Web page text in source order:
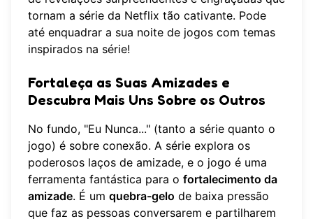
tornam a série da Netflix tão cativante. Pode
até enquadrar a sua noite de jogos com temas
inspirados na série!
Fortaleça as Suas Amizades e
Descubra Mais Uns Sobre os Outros
No fundo, "Eu Nunca..." (tanto a série quanto o
jogo) é sobre conexão. A série explora os
poderosos laços de amizade, e o jogo é uma
ferramenta fantástica para o fortalecimento da
amizade. É um quebra-gelo de baixa pressão
que faz as pessoas conversarem e partilharem